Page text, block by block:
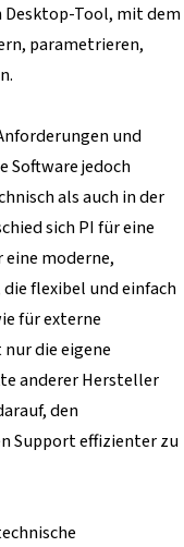
Desktop-Tool, mit dem
parametrieren,
und
Software jedoch
als auch in der
sich PI für eine
moderne,
flexibel und einfach
für externe
die eigene
anderer Hersteller
den
Support effizienter zu